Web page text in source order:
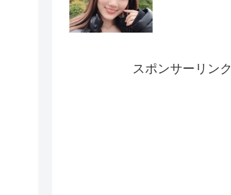
スポンサーリンク